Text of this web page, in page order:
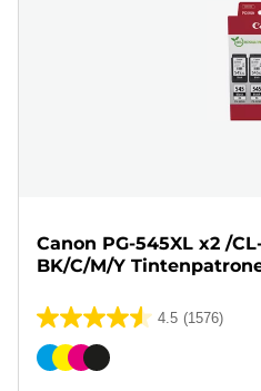
Canon PG-545XL x2 /
BK/C/M/Y
4.5 (1576)
4.5
von
Farbpatrone